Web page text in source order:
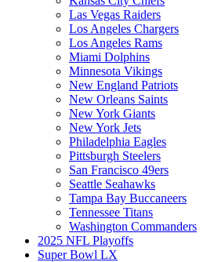
Las Vegas Raiders
Los Angeles Chargers
Los Angeles Rams
Miami Dolphins
Minnesota Vikings
New England Patriots
New Orleans Saints
New York Giants
New York Jets
Philadelphia Eagles
Pittsburgh Steelers
San Francisco 49ers
Seattle Seahawks
Tampa Bay Buccaneers
Tennessee Titans
Washington Commanders
2025 NFL Playoffs
Super Bowl LX